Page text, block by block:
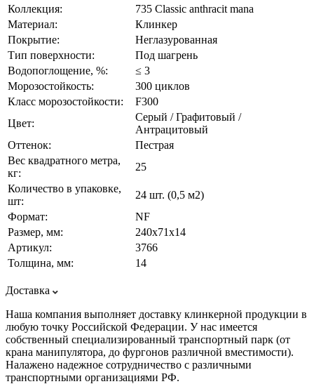
Коллекция:
735 Classic anthracit mana
Материал:
Клинкер
Покрытие:
Неглазурованная
Тип поверхности:
Под шагрень
Водопоглощение, %:
≤ 3
Морозостойкость:
300 циклов
Класс морозостойкости:
F300
Цвет:
Серый / Графитовый /
Антрацитовый
Оттенок:
Пестрая
Вес квадратного метра,
кг:
25
Количество в упаковке,
шт:
24 шт. (0,5 м2)
Формат:
NF
Размер, мм:
240х71х14
Артикул:
3766
Толщина, мм:
14
Доставка
Наша компания выполняет доставку клинкерной продукции в
любую точку Российской Федерации. У нас имеется
собственный специализированный транспортный парк (от
крана манипулятора, до фургонов различной вместимости).
Налажено надежное сотрудничество с различными
транспортными организациями РФ.